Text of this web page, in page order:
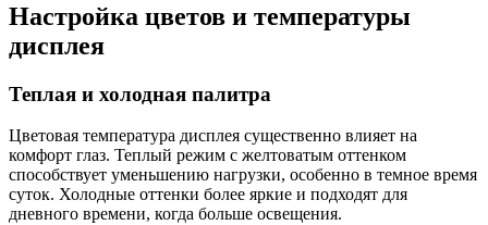
Настройка цветов и температуры
дисплея
Теплая и холодная палитра
Цветовая температура дисплея существенно влияет на
комфорт глаз. Теплый режим с желтоватым оттенком
способствует уменьшению нагрузки, особенно в темное время
суток. Холодные оттенки более яркие и подходят для
дневного времени, когда больше освещения.